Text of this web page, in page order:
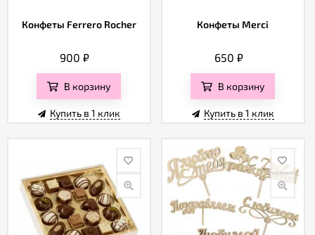
Конфеты Ferrero Rocher
900₽
В корзину
Купить в 1 клик
Конфеты Merci
650 ₽
В корзину
Купить в 1 клик